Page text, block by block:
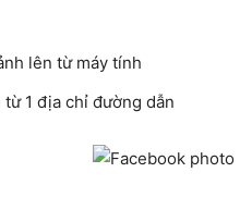
lên từ máy tính
từ 1 địa chỉ đường dẫn